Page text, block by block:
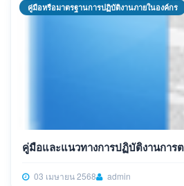
คู่มือหรือมาตรฐานการปฏิบัติงานภายในองค์กร
คู่มือและแนวทางการปฏิบัติงานการ
03 เมษายน 2568 admin